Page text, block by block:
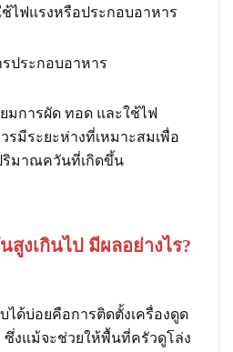
ช้ไฟแรงหรือประกอบอาหาร
ประกอบอาหาร
มการผัด ทอด และใช้ไฟ
รมีระยะห่างที่เหมาะสมเพื่อ
ริมาณควันที่เกิดขึ้น
สูงเกินไป มีผลอย่างไร?
ด้บ่อยคือการติดตั้งเครื่องดูด
ซึ่งแม้จะช่วยให้พื้นที่ครัวดูโล่ง